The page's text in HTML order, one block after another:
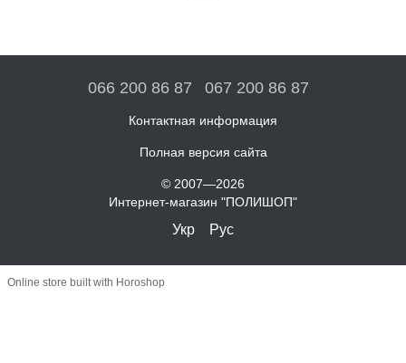
066 200 86 87 067 200 86 87
Контактная информация
Полная версия сайта
© 2007—2026
Интернет-магазин "ПОЛИШОП"
Укр Рус
Online store built with Horoshop